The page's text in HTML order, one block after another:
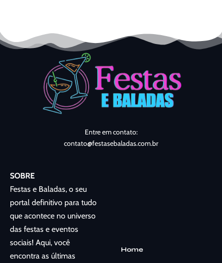
Entre em contato:
contato@festasebaladas.com.br
SOBRE
Festas e Baladas, o seu
portal definitivo para tudo
que acontece no universo
das festas e eventos
sociais! Aqui, você
encontra as últimas
Home